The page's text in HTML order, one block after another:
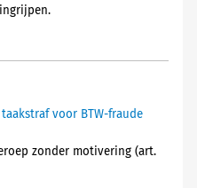
voor BTW-fraude
zonder motivering (art.